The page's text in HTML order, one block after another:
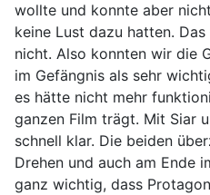
wollte und konnte aber
keine Lust dazu hatten.
nicht. Also konnten wir die
im Gefängnis als sehr
es hätte nicht mehr
ganzen Film trägt. Mit Siar
schnell klar. Die beiden
Drehen und auch am Ende
ganz wichtig, dass